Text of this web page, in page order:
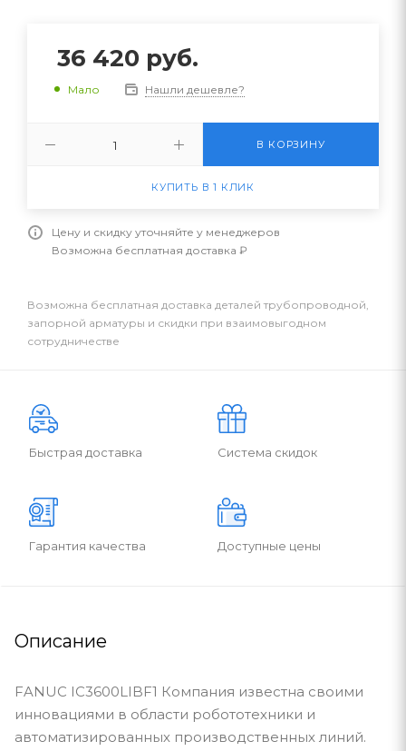
36 420 руб.
Мало Нашли дешевле?
В КОРЗИНУ
КУПИТЬ В 1 КЛИК
Цену и скидку уточняйте у менеджеров
Возможна бесплатная доставка ₽
Возможна бесплатная доставка деталей трубопроводной,
запорной арматуры и скидки при взаимовыгодном
сотрудничестве
Быстрая доставка Система скидок
Гарантия качества Доступные цены
Описание
FANUC IC3600LIBF1 Компания известна своими
инновациями в области робототехники и
автоматизированных производственных линий.